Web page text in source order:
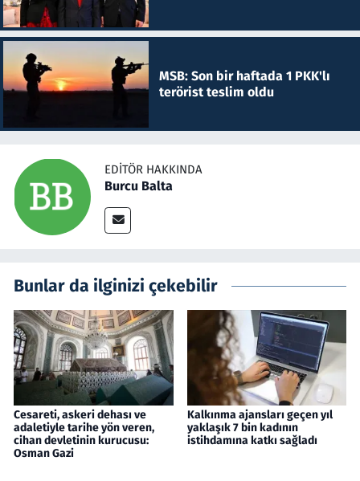
MSB: Son bir haftada 1 PKK'lı
terörist teslim oldu
EDITÖR HAKKINDA
Burcu Balta
Bunlar da ilginizi çekebilir
Cesareti, askeri dehası ve
adaletiyle tarihe yön veren,
cihan devletinin kurucusu:
Osman Gazi
Kalkınma ajansları geçen yıl
yaklaşık 7 bin kadının
istihdamına katkı sağladı